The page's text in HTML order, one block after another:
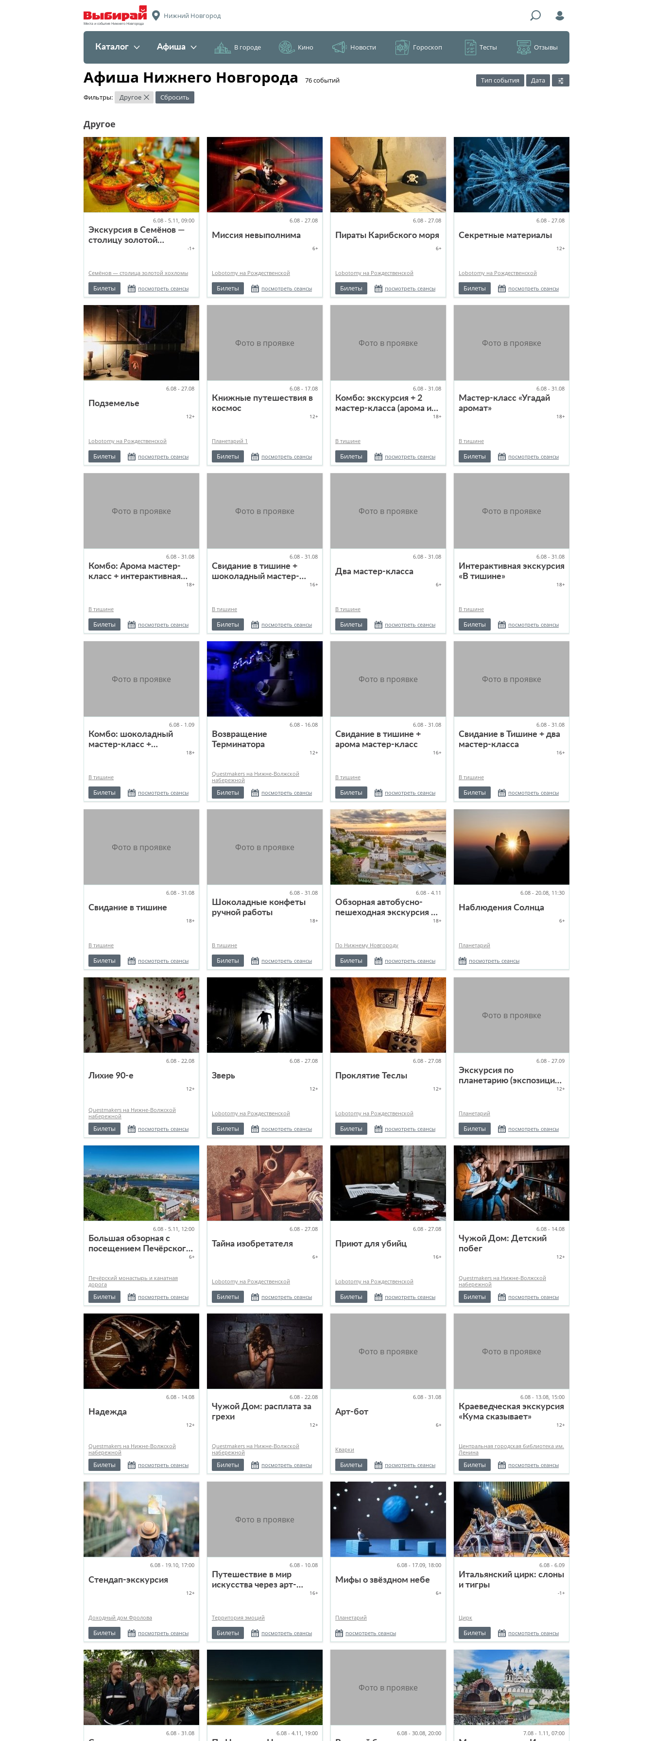
Места и события Нижнего Новгорода
Нижний Новгород
Каталог Афиша В городе Кино Новости Гороскоп Тесты Отзывы
Афиша Нижнего Новгорода ​76 событий Тип события
Дата
Фильтры:
Другое × Сбросить
Другое
6.08 - 5.11, 09:00
Экскурсия в Семёнов —
столицу золотой
-1+
Семёнов — столица золотой хохломы
Билеты посмотреть сеансы
6.08 - 27.08
Миссия невыполнима
6+
Lobotomy на Рождественской
Билеты посмотреть сеансы
6.08 - 27.08
Пираты Карибского моря
6+
Lobotomy на Рождественской
Билеты посмотреть сеансы
6.08 - 27.08
Секретные материалы
12+
Lobotomy на Рождественской
Билеты посмотреть сеансы
6.08 - 27.08
Подземелье
12+
Lobotomy на Рождественской
Билеты посмотреть сеансы
6.08 - 17.08
Книжные путешествия в
космос
12+
Планетарий 1
Билеты посмотреть сеансы
6.08 - 31.08
Комбо: экскурсия + 2
мастер-класса (арома и
18+
В тишине
Билеты посмотреть сеансы
6.08 - 31.08
Мастер-класс «Угадай
аромат»
18+
В тишине
Билеты посмотреть сеансы
6.08 - 31.08
Комбо: Арома мастер-
класс + интерактивная
18+
В тишине
Билеты посмотреть сеансы
6.08 - 31.08
Свидание в тишине +
шоколадный мастер-
16+
В тишине
Билеты посмотреть сеансы
6.08 - 31.08
Два мастер-класса
6+
В тишине
Билеты посмотреть сеансы
6.08 - 31.08
Интерактивная экскурсия
«В тишине»
18+
В тишине
Билеты посмотреть сеансы
6.08 - 1.09
Комбо: шоколадный
мастер-класс +
интерактивная экскурсия
18+
В тишине
Билеты посмотреть сеансы
6.08 - 16.08
Возвращение
Терминатора
12+
Questmakers на Нижне-Волжской
набережной
Билеты посмотреть сеансы
6.08 - 31.08
Свидание в тишине +
арома мастер-класс
16+
В тишине
Билеты посмотреть сеансы
6.08 - 31.08
Свидание в Тишине + два
мастер-класса
16+
В тишине
Билеты посмотреть сеансы
6.08 - 31.08
Свидание в тишине
18+
В тишине
Билеты посмотреть сеансы
6.08 - 31.08
Шоколадные конфеты
ручной работы
18+
В тишине
Билеты посмотреть сеансы
6.08 - 4.11
Обзорная автобусно-
пешеходная экскурсия по
18+
По Нижнему Новгороду
Билеты посмотреть сеансы
6.08 - 20.08, 11:30
Наблюдения Солнца
6+
Планетарий
посмотреть сеансы
6.08 - 22.08
Лихие 90-е
12+
Questmakers на Нижне-Волжской
набережной
Билеты посмотреть сеансы
6.08 - 27.08
Зверь
12+
Lobotomy на Рождественской
Билеты посмотреть сеансы
6.08 - 27.08
Проклятие Теслы
12+
Lobotomy на Рождественской
Билеты посмотреть сеансы
6.08 - 27.09
Экскурсия по
планетарию (экспозиция,
12+
Планетарий
Билеты посмотреть сеансы
6.08 - 5.11, 12:00
Большая обзорная с
посещением Печёрского
6+
Печёрский монастырь и канатная
дорога
Билеты посмотреть сеансы
6.08 - 27.08
Тайна изобретателя
6+
Lobotomy на Рождественской
Билеты посмотреть сеансы
6.08 - 27.08
Приют для убийц
16+
Lobotomy на Рождественской
Билеты посмотреть сеансы
6.08 - 14.08
Чужой Дом: Детский
побег
12+
Questmakers на Нижне-Волжской
набережной
Билеты посмотреть сеансы
6.08 - 14.08
Надежда
12+
Questmakers на Нижне-Волжской
набережной
Билеты посмотреть сеансы
6.08 - 22.08
Чужой Дом: расплата за
грехи
12+
Questmakers на Нижне-Волжской
набережной
Билеты посмотреть сеансы
6.08 - 31.08
Арт-бот
6+
Кварки
Билеты посмотреть сеансы
6.08 - 13.08, 15:00
Краеведческая экскурсия
«Кума сказывает»
12+
Центральная городская библиотека им.
Ленина
Билеты посмотреть сеансы
6.08 - 19.10, 17:00
Стендап-экскурсия
12+
Доходный дом Фролова
Билеты посмотреть сеансы
6.08 - 10.08
Путешествие в мир
искусства через арт-
16+
Территория эмоций
Билеты посмотреть сеансы
6.08 - 17.09, 18:00
Мифы о звёздном небе
6+
Планетарий
посмотреть сеансы
6.08 - 6.09
Итальянский цирк: слоны
и тигры
-1+
Цирк
Билеты посмотреть сеансы
6.08 - 31.08 6.08 - 4.11, 19:00 6.08 - 30.08, 20:00 7.08 - 1.11, 07:00